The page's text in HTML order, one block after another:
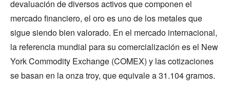
devaluación de diversos activos que componen el
mercado financiero, el oro es uno de los metales que
sigue siendo bien valorado. En el mercado internacional,
la referencia mundial para su comercialización es el New
York Commodity Exchange (COMEX) y las cotizaciones
se basan en la onza troy, que equivale a 31.104 gramos.